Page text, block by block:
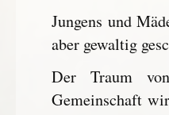
Jungens und
aber gewaltig
Der Traum
Gemeinschaft